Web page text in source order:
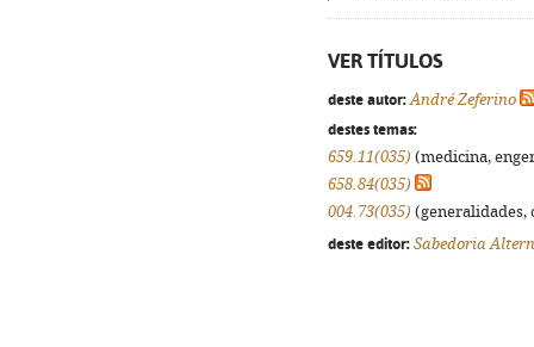
VER TÍTULOS
deste autor: André Zeferino
destes temas:
659.11(035) (medicina,
658.84(035)
004.73(035) (generalidades,
deste editor: Sabedoria